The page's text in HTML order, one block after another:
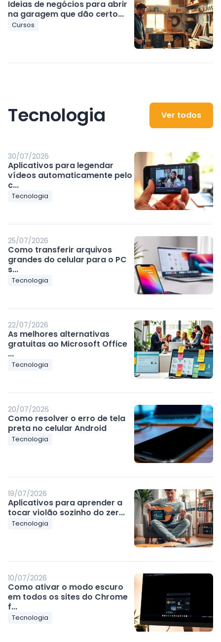
Ideias de negócios para abrir
na garagem que dão certo...
Cursos
Tecnologia Ver todos
30/07/2026
Aplicativos para legendar
vídeos automaticamente pelo
c...
Tecnologia
25/07/2026
Como transferir arquivos
grandes do celular para o PC
s...
Tecnologia
22/07/2026
As melhores alternativas
gratuitas ao Microsoft Office
...
Tecnologia
20/07/2026
Como resolver o erro de tela
preta no celular Android
Tecnologia
19/07/2026
Aplicativos para aprender a
tocar violão sozinho do zer...
Tecnologia
10/07/2026
Como ativar o modo escuro
em todos os sites do Chrome
f...
Tecnologia